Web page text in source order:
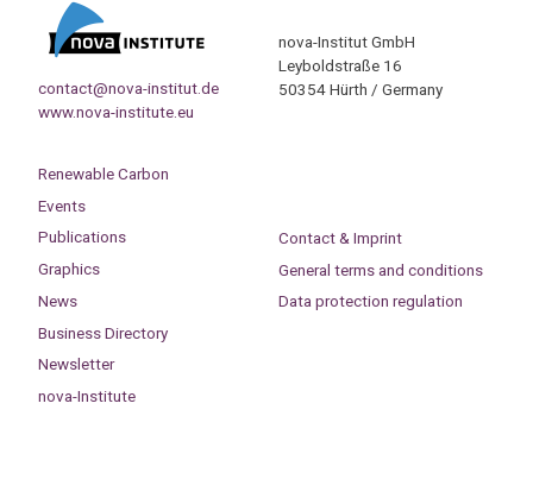
contact@nova-institut.de
www.nova-institute.eu
nova-Institut GmbH
Leyboldstraße 16
50354 Hürth / Germany
Renewable Carbon
Events
Publications
Graphics
News
Business Directory
Newsletter
nova-Institute
Contact & Imprint
General terms and conditions
Data protection regulation